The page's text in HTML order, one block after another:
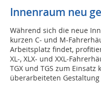
Innenraum neu
Während sich die neue
kurzen C- und M-
Arbeitsplatz findet,
XL-, XLX- und XXL-
TGX und TGS zum
überarbeiteten